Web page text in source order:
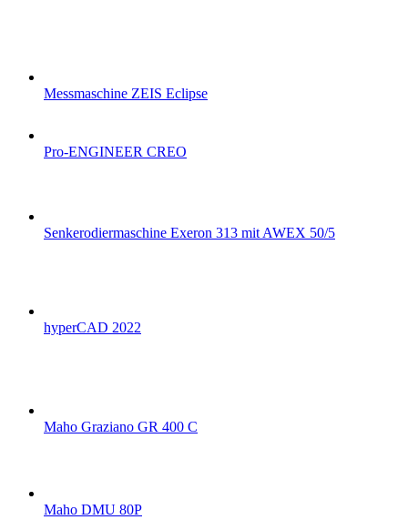
Messmaschine ZEIS Eclipse
Pro-ENGINEER CREO
Senkerodiermaschine Exeron 313 mit AWEX 50/5
hyperCAD 2022
Maho Graziano GR 400 C
Maho DMU 80P